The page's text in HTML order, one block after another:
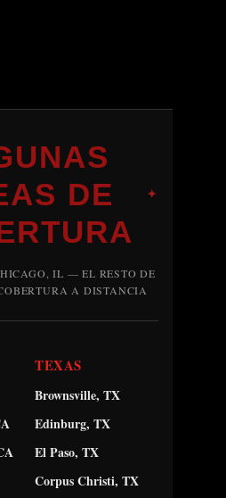
DE
✦
IL — EL RESTO DE
A DISTANCIA
TEXAS
Brownsville, TX
Edinburg, TX
El Paso, TX
Corpus Christi, TX